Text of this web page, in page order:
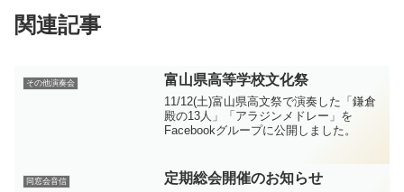
関連記事
その他演奏会 富山県高等学校文化祭
11/12(土)富山県高文祭で演奏した「鎌倉
殿の13人」「アラジンメドレー」を
Facebookグループに公開しました。
同窓会音信 定期総会開催のお知らせ